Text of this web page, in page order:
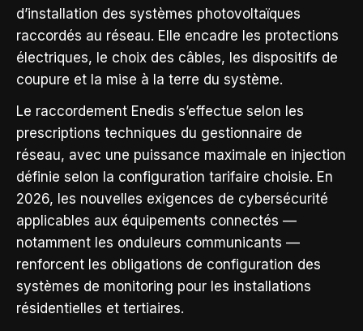
d’installation des systèmes photovoltaïques
raccordés au réseau. Elle encadre les protections
électriques, le choix des câbles, les dispositifs de
coupure et la mise à la terre du système.
Le raccordement Enedis s’effectue selon les
prescriptions techniques du gestionnaire de
réseau, avec une puissance maximale en injection
définie selon la configuration tarifaire choisie. En
2026, les nouvelles exigences de cybersécurité
applicables aux équipements connectés —
notamment les onduleurs communicants —
renforcent les obligations de configuration des
systèmes de monitoring pour les installations
résidentielles et tertiaires.